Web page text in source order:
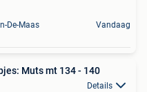
De-Maas Vandaag
Muts mt 134 - 140
Details